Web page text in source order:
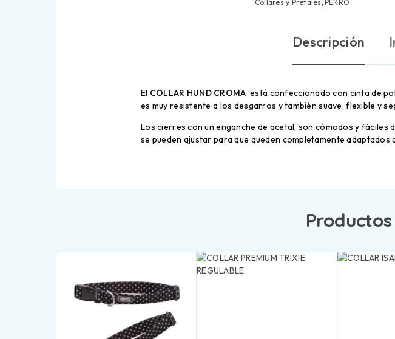
Collares y Pretales ,PERRO
Descripción
El COLLAR HUND CROMA está confeccionado con cinta de
es muy resistente a los desgarros y también suave, flexible y
Los cierres con un enganche de acetal, son cómodos y
se pueden ajustar para que queden completamente adaptados